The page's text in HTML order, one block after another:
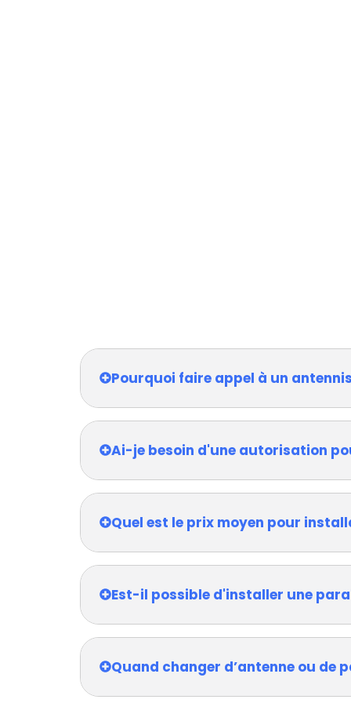
Pourquoi faire appel à un
Ai-je besoin d'une autorisation
Quel est le prix moyen pour
Est-il possible d'installer une
Quand changer d’antenne ou de